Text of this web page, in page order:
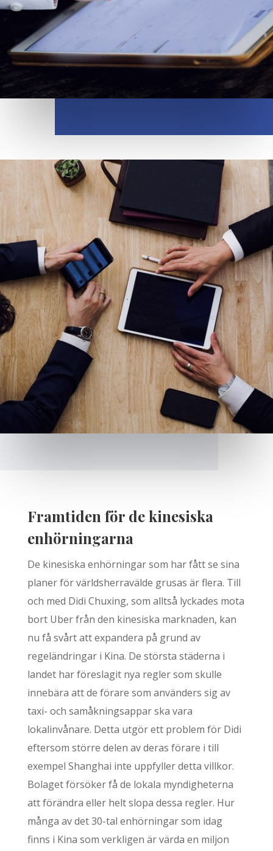
Framtiden för de kinesiska
enhörningarna
De kinesiska enhörningar som har fått se sina
planer för världsherravälde grusas är flera. Till
och med Didi Chuxing, som alltså lyckades mota
bort Uber från den kinesiska marknaden, kan
nu få svårt att expandera på grund av
regeländringar i Kina. De största städerna i
landet har föreslagit nya regler som skulle
innebära att de förare som använders sig av
taxi- och samåkningsappar ska vara
lokalinvånare. Detta utgör ett problem för Didi
eftersom större delen av deras förare i till
exempel Shanghai inte uppfyller detta villkor.
Bolaget försöker få de lokala myndigheterna
att förändra eller helt slopa dessa regler. Hur
många av det 30-tal enhörningar som idag
finns i Kina som verkligen är värda en miljon